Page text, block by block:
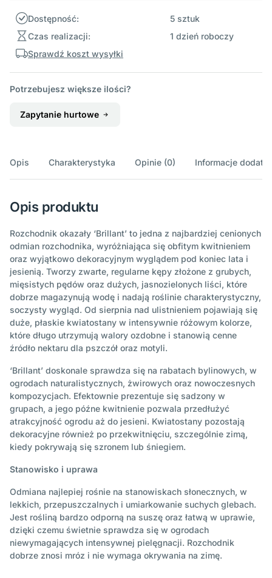
Dostępność:
5 sztuk
Czas realizacji:
1 dzień roboczy
Sprawdź koszt wysyłki
Potrzebujesz większe ilości?
Zapytanie hurtowe
Opis Charakterystyka Opinie (0) Informacje
Opis produktu
Rozchodnik okazały ‘Brillant’ to jedna z najbardziej cenionych
odmian rozchodnika, wyróżniająca się obfitym kwitnieniem
oraz wyjątkowo dekoracyjnym wyglądem pod koniec lata i
jesienią. Tworzy zwarte, regularne kępy złożone z grubych,
mięsistych pędów oraz dużych, jasnozielonych liści, które
dobrze magazynują wodę i nadają roślinie charakterystyczny,
soczysty wygląd. Od sierpnia nad ulistnieniem pojawiają się
duże, płaskie kwiatostany w intensywnie różowym kolorze,
które długo utrzymują walory ozdobne i stanowią cenne
źródło nektaru dla pszczół oraz motyli.
‘Brillant’ doskonale sprawdza się na rabatach bylinowych, w
ogrodach naturalistycznych, żwirowych oraz nowoczesnych
kompozycjach. Efektownie prezentuje się sadzony w
grupach, a jego późne kwitnienie pozwala przedłużyć
atrakcyjność ogrodu aż do jesieni. Kwiatostany pozostają
dekoracyjne również po przekwitnięciu, szczególnie zimą,
kiedy pokrywają się szronem lub śniegiem.
Stanowisko i uprawa
Odmiana najlepiej rośnie na stanowiskach słonecznych, w
lekkich, przepuszczalnych i umiarkowanie suchych glebach.
Jest rośliną bardzo odporną na suszę oraz łatwą w uprawie,
dzięki czemu świetnie sprawdza się w ogrodach
niewymagających intensywnej pielęgnacji. Rozchodnik
dobrze znosi mróz i nie wymaga okrywania na zimę.